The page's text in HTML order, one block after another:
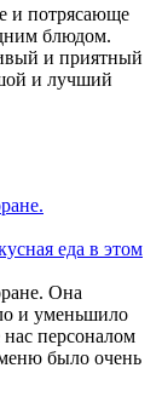
и потрясающе
блюдом.
и приятный
и лучший
еда в этом
Она
и уменьшило
персоналом
было очень